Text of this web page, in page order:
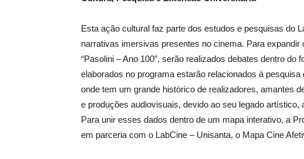
Esta ação cultural faz parte dos estudos e pesquisas do
narrativas imersivas presentes no cinema. Para
“Pasolini – Ano 100”, serão realizados debates dentro
elaborados no programa estarão relacionados à
onde tem um grande histórico de realizadores, amantes
e produções audiovisuais, devido ao seu legado
Para unir esses dados dentro de um mapa interativo, a
em parceria com o LabCine – Unisanta, o Mapa Cine